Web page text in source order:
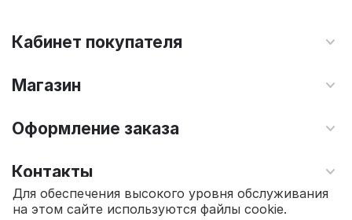
Кабинет покупателя
Магазин
Оформление заказа
Контакты
© 2010 - 2026 Интернет магазин TOPSTO.
Для обеспечения высокого уровня обслуживания
на этом сайте используются файлы cookie.